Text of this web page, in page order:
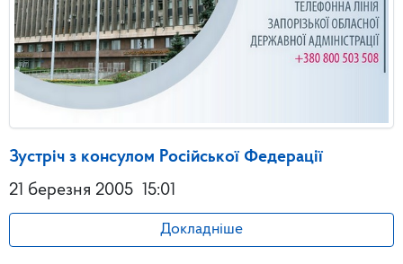
Зустріч з консулом Російської Федерації
21 березня 2005 15:01
Докладніше